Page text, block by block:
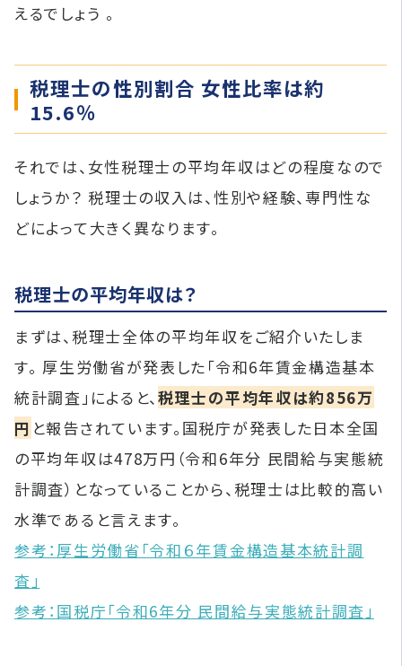
えるでしょう 。
税理士の性別割合 女性比率は約
15.6％
それでは、女性税理士の平均年収はどの程度なので
しょうか？ 税理士の収入は、性別や経験、専門性な
どによって大きく異なります。
税理士の平均年収は？
まずは、税理士全体の平均年収をご紹介いたしま
す。 厚生労働省が発表した「令和6年賃金構造基本
統計調査」によると、税理士の平均年収は約856万
円 と報告されています。国税庁が発表した日本全国
の平均年収は478万円（令和6年分 民間給与実態統
計調査）となっていることから、税理士は比較的高い
水準であると言えます。
参考：厚生労働省「令和６年賃金構造基本統計調
査」
参考：国税庁「令和6年分 民間給与実態統計調査」